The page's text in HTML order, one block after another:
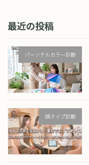
最近の投稿
パーソナルカラー診断
顔タイプ診断